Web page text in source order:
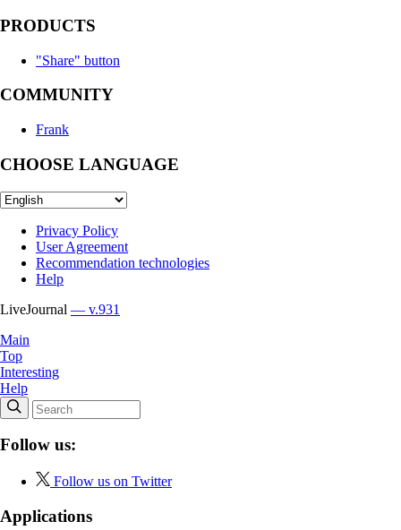
PRODUCTS
"Share" button
COMMUNITY
Frank
CHOOSE LANGUAGE
Privacy Policy
User Agreement
Recommendation technologies
Help
LiveJournal — v.931
Main
Top
Interesting
Help
Follow us:
Follow us on Twitter
Applications